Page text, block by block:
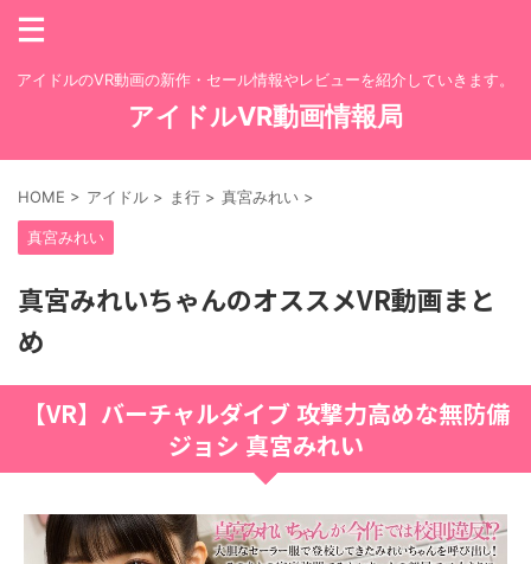
アイドルのVR動画の新作・セール情報やレビューを紹介していきます。
アイドルVR動画情報局
HOME > アイドル > ま行 > 真宮みれい >
真宮みれい
真宮みれいちゃんのオススメVR動画まと
め
【VR】バーチャルダイブ 攻撃力高めな無防備
ジョシ 真宮みれい